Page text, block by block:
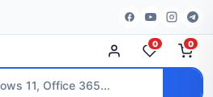
0 0